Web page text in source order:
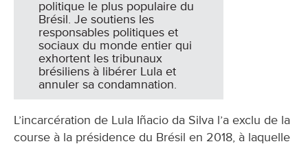
politique le plus populaire du
Brésil. Je soutiens les
responsables politiques et
sociaux du monde entier qui
exhortent les tribunaux
brésiliens à libérer Lula et
annuler sa condamnation.
L’incarcération de Lula Iñacio da Silva l’a exclu de la
course à la présidence du Brésil en 2018, à laquelle